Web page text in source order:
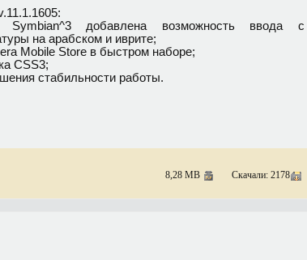
добавлена возможность ввода с
на арабском и иврите;
Mobile Store в быстром наборе;
CSS3;
стабильности работы.
8,28 MB Скачали: 2178